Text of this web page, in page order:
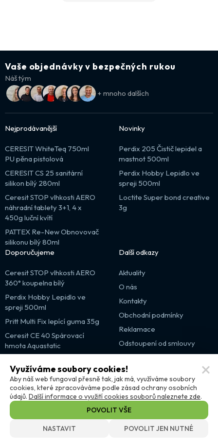
Vaše objednávky v bezpečných rukou
Náš tým
+ mnoho dalších
Nejprodávanější
CERESIT WhiteTeq 750ml
PU pěna pistolová
CERESIT CS 25 sanitární
silikon bílý 280ml
Ceresit STOP vlhkosti AERO
náhradní tablety 3+1, 4 x
450g luční kvítí
PATTEX Re-New Obnovovač
silikonu bílý 80ml
Novinky
Perdix 205 Čistič lepidel a
mastnot 500ml
Perdix Hobby Lepidlo ve
spreji 500ml
Loctite Super bond creative
3g
Doporučujeme
Ceresit STOP vlhkosti AERO
360° koupelna bílý
Perdix Hobby Lepidlo ve
spreji 500ml
Pritt Multi Fix lepící guma 35g
Ceresit CE 40 Spárovací
hmota Aquastatic
Další odkazy
Aktuality
O nás
Kontakty
Obchodní podmínky
Reklamace
Odstoupení od smlouvy
Výprodej
Partnerské weby
Využíváme soubory cookies!
Aby náš web fungoval přesně tak, jak má, využíváme soubory
cookies, které zpracováváme podle zásad ochrany osobních
údajů. Další informace o využití cookies souborů naleznete zde.
NASTAVIT POVOLIT JEN NUTNÉ
POVOLIT VŠE